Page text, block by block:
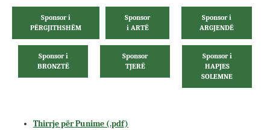
Sponsor i
PËRGJITHSHËM
Sponsor
i ARTË
Sponsor i
ARGJENDË
Sponsor i
BRONZTË
Sponsor
TJERË
Sponsor i
HAPJES
SOLEMNE
Thirrje për Punime (.pdf)